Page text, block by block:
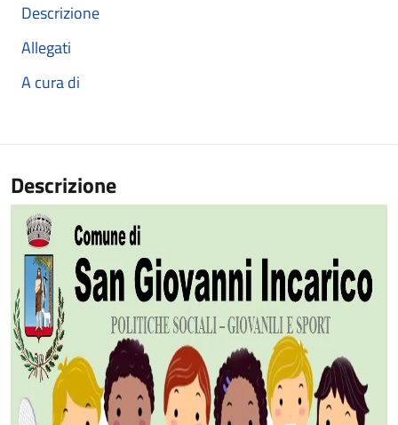
Descrizione
Allegati
A cura di
Descrizione